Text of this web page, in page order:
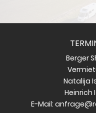
Berger
Natalija
Heinrich
E-Mail: